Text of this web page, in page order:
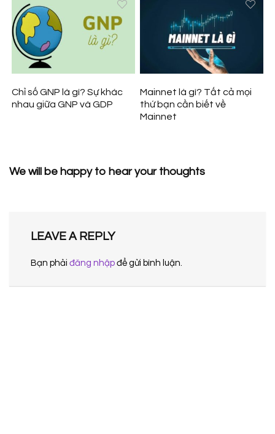
Chỉ số GNP là gì? Sự khác
nhau giữa GNP và GDP
Mainnet là gì? Tất cả mọi
thứ bạn cần biết về
Mainnet
We will be happy to hear your thoughts
LEAVE A REPLY
Bạn phải đăng nhập để gửi bình luận.